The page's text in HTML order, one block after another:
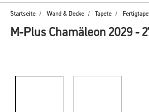
Startseite Wand & Decke Tapete
M-Plus Chamäleon 2029 -